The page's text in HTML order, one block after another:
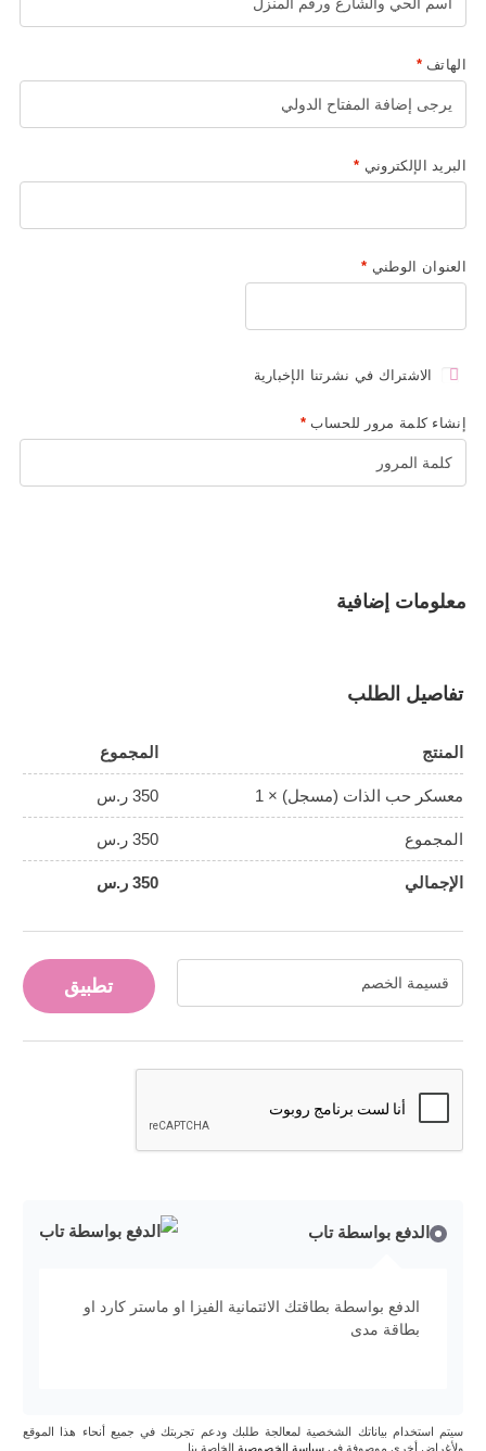
الهاتف*
البريد الإلكتروني *
العنوان الوطني *
الاشتراك في نشرتنا الإخبارية
إنشاء كلمة مرور للحساب *
معلومات إضافية
تفاصيل الطلب
المنتج المجموع
معسكر حب الذات (مسجل) × 1
350 ر.س
المجموع 350 ر.س
الإجمالي 350 ر.س
تطبيق
الدفع بواسطة تاب
الدفع بواسطة بطاقتك الائتمانية الفيزا او ماستر كارد او
بطاقة مدى
سيتم استخدام بياناتك الشخصية لمعالجة طلبك ودعم تجربتك في جميع أنحاء هذا الموقع
ولأغراض أخرى موصوفة في سياسة الخصوصية الخاصة بنا.